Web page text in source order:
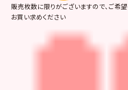
販売枚数に限りがございますので、ご希
お買い求めください